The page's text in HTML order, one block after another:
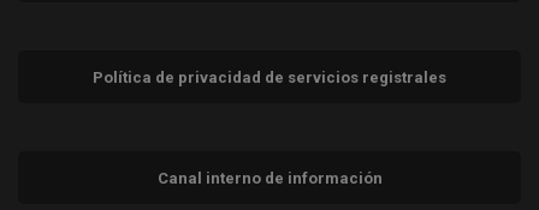
Política de privacidad de servicios registrales
Canal interno de información